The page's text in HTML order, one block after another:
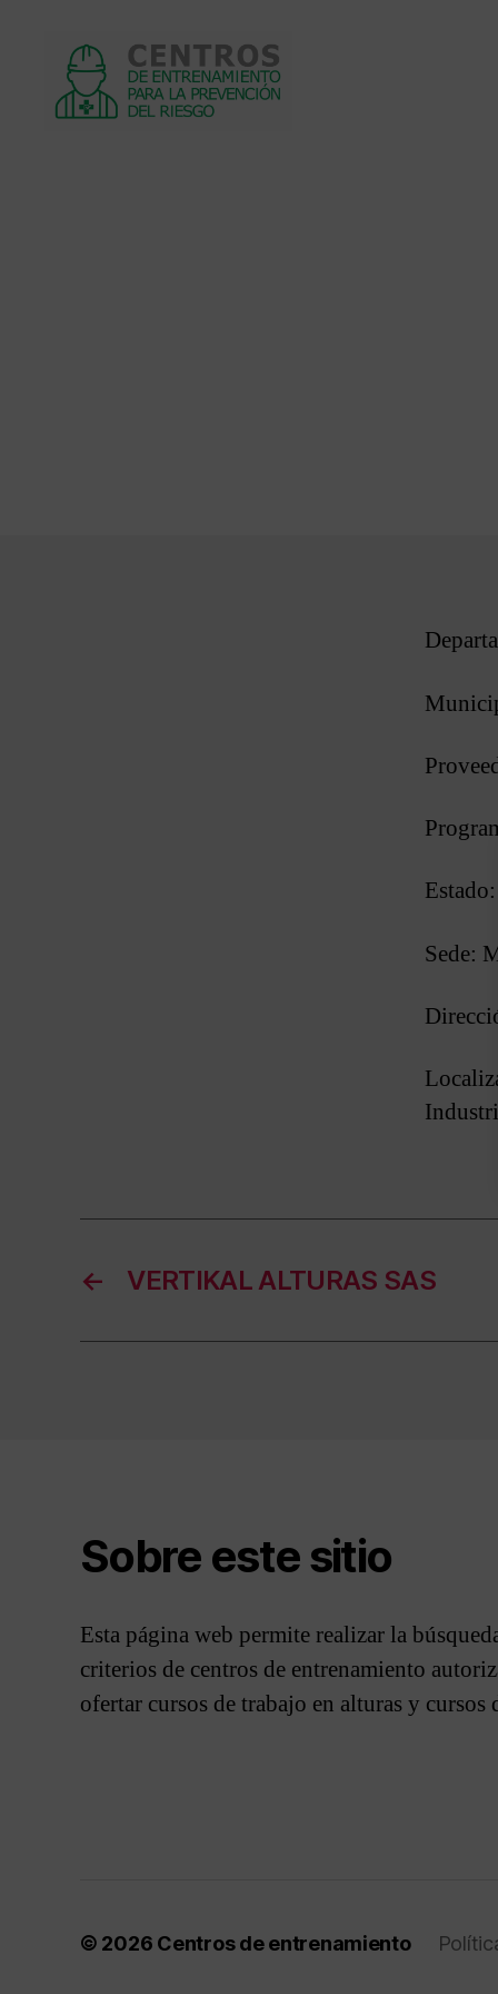
Estado:
Sede:
← VERTIKAL ALTURAS SAS
Sobre este sitio
Esta página web permite realizar la
criterios de centros de entrenamiento
ofertar cursos de trabajo en alturas y cursos
© 2026 Centros de entrenamiento